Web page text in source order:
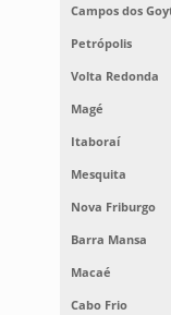
Campos dos
Petrópolis
Volta Redonda
Magé
Itaboraí
Mesquita
Nova Friburgo
Barra Mansa
Macaé
Cabo Frio